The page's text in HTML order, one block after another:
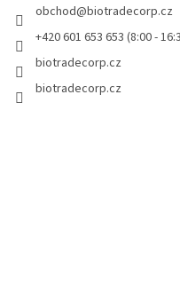
obchod@biotradecorp.cz
+420 601 653 653 (8:00 -
biotradecorp.cz
biotradecorp.cz